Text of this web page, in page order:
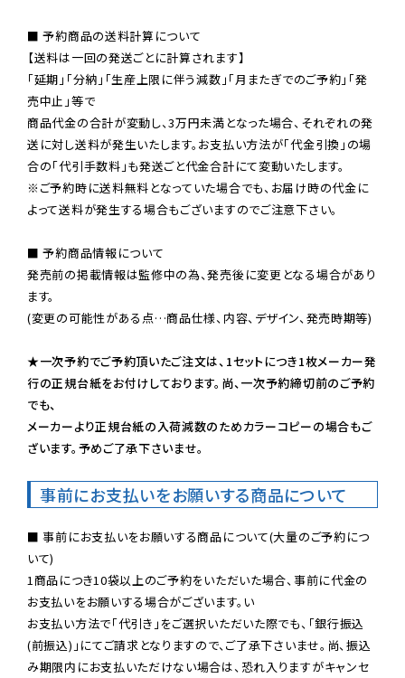
■ 予約商品の送料計算について
【送料は一回の発送ごとに計算されます】
「延期」「分納」「生産上限に伴う減数」「月またぎでのご予約」「発
売中止」等で
商品代金の合計が変動し、3万円未満となった場合、それぞれの発
送に対し送料が発生いたします。お支払い方法が「代金引換」の場
※ご予約時に送料無料となっていた場合でも、お届け時の代金に
よって送料が発生する場合もございますのでご注意下さい。
■ 予約商品情報について
発売前の掲載情報は監修中の為、発売後に変更となる場合があり
ます。
(変更の可能性がある点…商品仕様、内容、デザイン、発売時期等)
★一次予約でご予約頂いたご注文は、1セットにつき1枚メーカー発
行の正規台紙をお付けしております。尚、一次予約締切前のご予約
でも、
メーカーより正規台紙の入荷減数のためカラーコピーの場合もご
ざいます。予めご了承下さいませ。
事前にお支払いをお願いする商品について
■ 事前にお支払いをお願いする商品について(大量のご予約につ
いて)
1商品につき10袋以上のご予約をいただいた場合、事前に代金の
お支払いをお願いする場合がございます。い
お支払い方法で「代引き」をご選択いただいた際でも、「銀行振込
(前振込)」にてご請求となりますので、ご了承下さいませ。尚、振込
み期限内にお支払いただけない場合は、恐れ入りますがキャンセ